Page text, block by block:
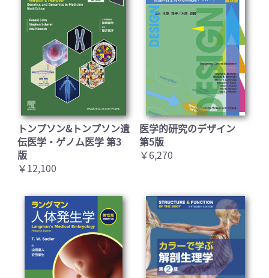
トンプソン&トンプソン遺
伝医学・ゲノム医学 第3
版
￥12,100
医学的研究のデザイン
第5版
￥6,270